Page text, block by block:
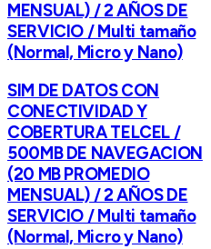
MENSUAL) / 2 AÑOS DE
SERVICIO / Multi tamaño
(Normal, Micro y Nano)
SIM DE DATOS CON
CONECTIVIDAD Y
COBERTURA TELCEL /
500MB DE NAVEGACION
(20 MB PROMEDIO
MENSUAL) / 2 AÑOS DE
SERVICIO / Multi tamaño
(Normal, Micro y Nano)